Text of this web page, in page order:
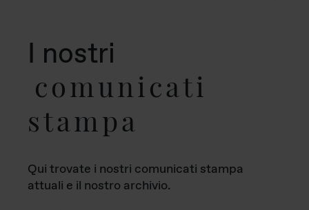
I nostri
comunicati
stampa
Qui trovate i nostri comunicati stampa
attuali e il nostro archivio.